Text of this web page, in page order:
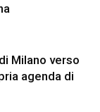
Milano verso
agenda di